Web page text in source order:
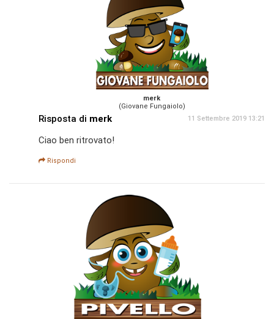
merk
(Giovane Fungaiolo)
Risposta di merk 11 Settembre 2019 13:21
Ciao ben ritrovato!
Rispondi